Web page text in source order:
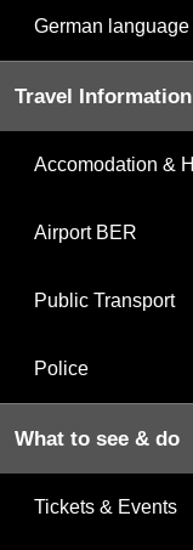
German
Travel Information
Accomodation &
Airport BER
Public Transport
Police
What to see & do
Tickets & Events